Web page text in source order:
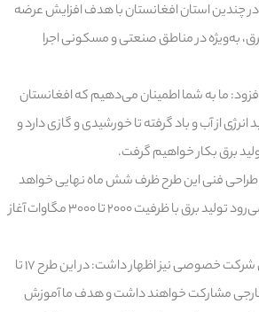
چندین استان افغانستان با هدف افزایش عرضه
به‌ویژه در مناطق صنعتی و مسکونی اجرا
افزود: ما به شما اطمینان می‌دهیم که افغانستان
انرژی از آب و باد گرفته تا خورشیدی و گازی دارد و
تولید برق بکار خواهیم گرفت.
طراحی فنی این طرح ظرف شش ماه نهایی خواهد
شد. در مرحله اولیه انتظار می‌رود تولید برق با ظرفیت ۲۰۰۰ تا ۳۰۰۰ مگاوات آغاز
میرویس عزیزی، مدیرعامل شرکت خصوصی نیز اظهار داشت: در این طرح ۱۷ تا
مشارکت خواهند داشت و هدف ما آموزش